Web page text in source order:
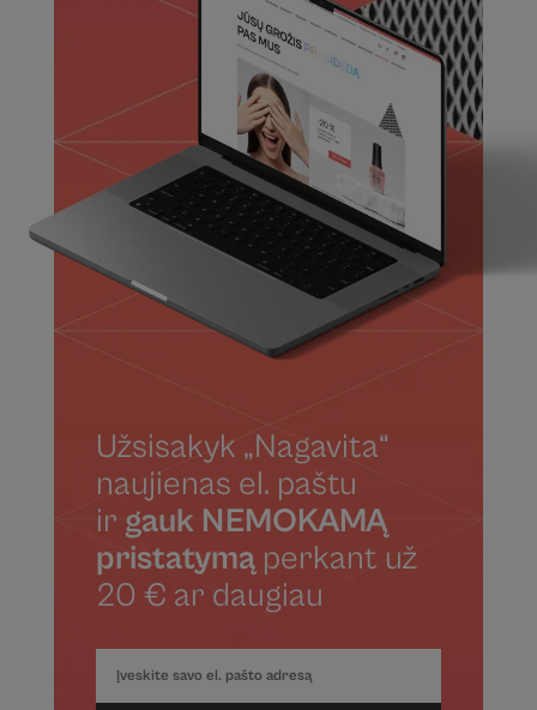
Užsisakyk „Nagavita“
naujienas el. paštu
ir gauk NEMOKAMĄ
pristatymąperkant už
20 € ar daugiau